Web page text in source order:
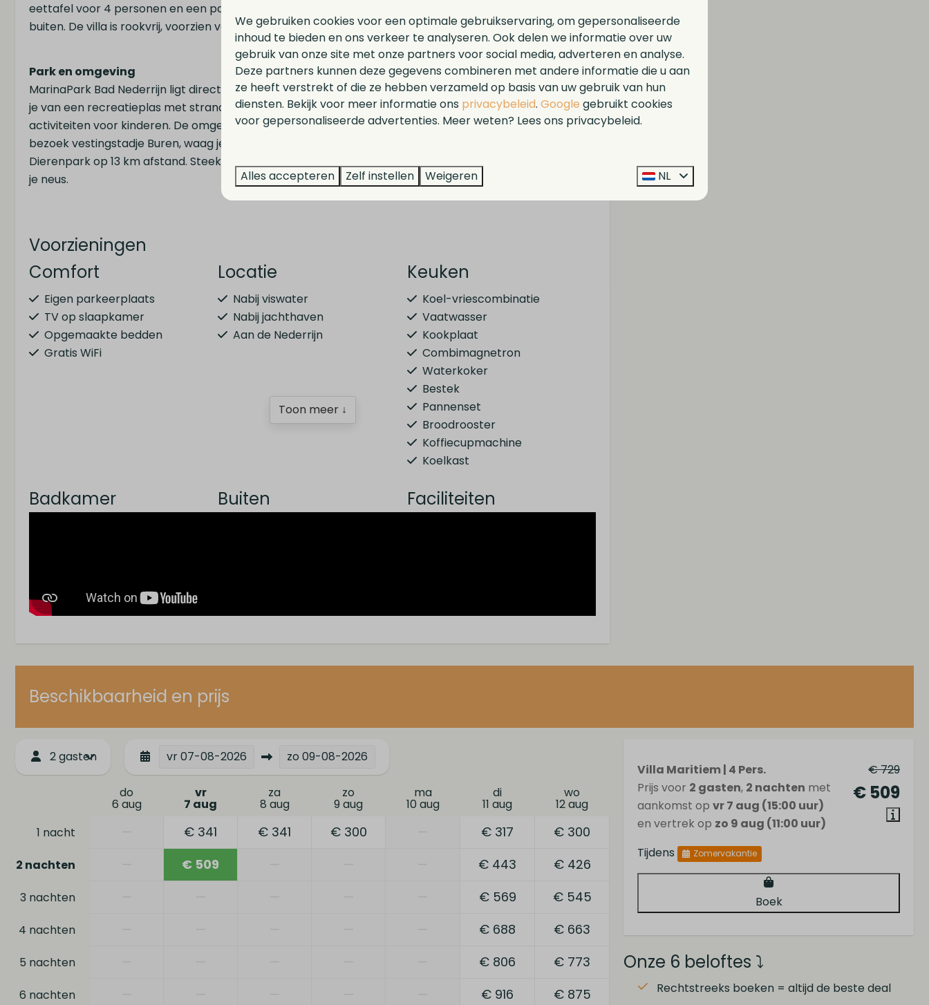
eettafel voor 4 personen en een parasol is dit de plek voor lange zomeravonden of een rustig ontbijtje
buiten. De villa is rookvrij, voorzien van wifi, een inpandige berging en een eigen parkeerplaats.
Park en omgeving
MarinaPark Bad Nederrijn ligt direct aan de Nederrijn in Maurik, midden in de Betuwe. Op het park geniet
je van een recreatieplas met strand, een gezellige brasserie, fietsverhuur, een jachthaven en volop
activiteiten voor kinderen. De omgeving verdient het om te ontdekken: fiets langs dijken en fruitgaarden,
bezoek vestingstadje Buren, waag je aan watersport op de Nederrijn of trek een dag naar Ouwehands
Dierenpark op 13 km afstand. Steek je de rivier over, dan ligt Nationaal Park Utrechtse Heuvelrug zo voor
je neus.
Voorzieningen
Comfort
Eigen parkeerplaats
TV op slaapkamer
Opgemaakte bedden
Gratis WiFi
Locatie
Nabij viswater
Nabij jachthaven
Aan de Nederrijn
Keuken
Koel-vriescombinatie
Vaatwasser
Kookplaat
Combimagnetron
Waterkoker
Bestek
Pannenset
Broodrooster
Koffiecupmachine
Koelkast
Badkamer Buiten Faciliteiten
Toon meer ↓
Beschikbaarheid en prijs
2 gasten vr07-08-2026 zo 09-08-2026
do
6 aug
vr
7 aug
za
8 aug
zo
9 aug
ma
10 aug
di
11 aug
wo
12 aug
1 nacht
€ 341 € 341 € 300 € 317 € 300
2 nachten € 509 € 443 € 426
3 nachten € 569 € 545
4 nachten € 688 € 663
5 nachten € 806 € 773
6 nachten € 916 € 875
€ 729
€ 509
Villa Maritiem | 4 Pers.
Prijs voor 2 gasten, 2 nachten met
aankomst op vr 7 aug (15:00 uur)
en vertrek op zo 9 aug (11:00 uur)
Tijdens
Zomervakantie
Boek
Onze 6 beloftes ⤵
Rechtstreeks boeken = altijd de beste deal
We gebruiken cookies voor een optimale gebruikservaring, om gepersonaliseerde
inhoud te bieden en ons verkeer te analyseren. Ook delen we informatie over uw
gebruik van onze site met onze partners voor social media, adverteren en analyse.
Deze partners kunnen deze gegevens combineren met andere informatie die u aan
ze heeft verstrekt of die ze hebben verzameld op basis van uw gebruik van hun
diensten. Bekijk voor meer informatie ons privacybeleid. Google gebruikt cookies
voor gepersonaliseerde advertenties. Meer weten? Lees ons privacybeleid.
Alles accepteren Zelf instellen Weigeren NL